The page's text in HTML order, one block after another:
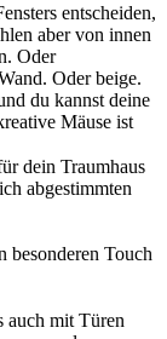
entscheiden,
aber von innen
Oder
Oder beige.
du kannst deine
Mäuse ist
dein Traumhaus
abgestimmten
besonderen Touch
auch mit Türen